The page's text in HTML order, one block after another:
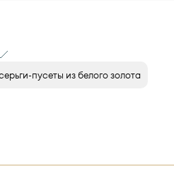
пусеты из белого золота